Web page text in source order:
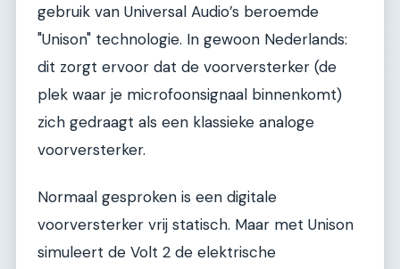
gebruik van Universal Audio’s beroemde
"Unison" technologie. In gewoon Nederlands:
dit zorgt ervoor dat de voorversterker (de
plek waar je microfoonsignaal binnenkomt)
zich gedraagt als een klassieke analoge
voorversterker.
Normaal gesproken is een digitale
voorversterker vrij statisch. Maar met Unison
simuleert de Volt 2 de elektrische